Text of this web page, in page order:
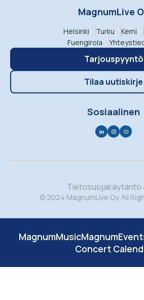
MagnumLive
Helsinki Turku Kemi
Fuengirola
Tarjouspyyntö
Tilaa uutiskirje
Sosiaalinen
Tietosuojakäytäntö
© 2024 MagnumLive Oy. All
MagnumMusic
Concert